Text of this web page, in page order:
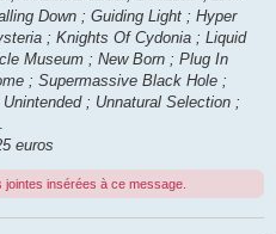
Down ; Guiding Light ; Hyper
; Knights Of Cydonia ; Liquid
Museum ; New Born ; Plug In
; Supermassive Black Hole ;
; Unnatural Selection ;
euros
insérées à ce message.